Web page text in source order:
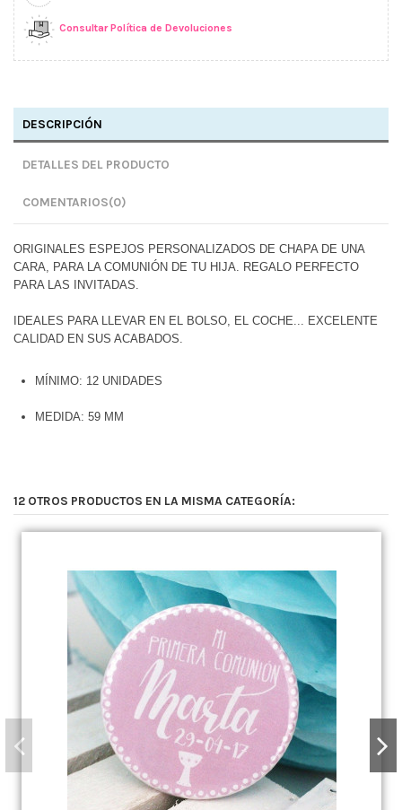
Consultar Política de Devoluciones
DESCRIPCIÓN
DETALLES DEL PRODUCTO
COMENTARIOS(0)
ORIGINALES ESPEJOS PERSONALIZADOS DE CHAPA DE UNA
CARA, PARA LA COMUNIÓN DE TU HIJA. REGALO PERFECTO
PARA LAS INVITADAS.
IDEALES PARA LLEVAR EN EL BOLSO, EL COCHE... EXCELENTE
CALIDAD EN SUS ACABADOS.
MÍNIMO: 12 UNIDADES
MEDIDA: 59 MM
12 OTROS PRODUCTOS EN LA MISMA CATEGORÍA: